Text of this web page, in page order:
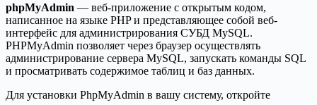
phpMyAdmin — веб-приложение с открытым кодом,
написанное на языке PHP и представляющее собой веб-
интерфейс для администрирования СУБД MySQL.
PHPMyAdmin позволяет через браузер осуществлять
администрирование сервера MySQL, запускать команды SQL
и просматривать содержимое таблиц и баз данных.
Для установки PhpMyAdmin в вашу систему, откройте